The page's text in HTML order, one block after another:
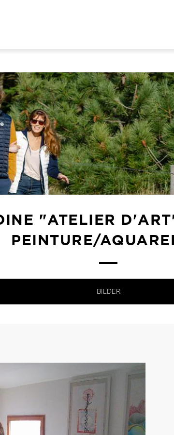
"ATELIER
PEINTURE/
BILDER